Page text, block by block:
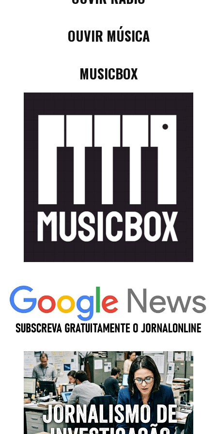
OUVIR MÚSICA
MUSICBOX